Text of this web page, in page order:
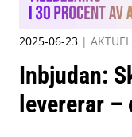
2025-06-23 |
Inbjudan:
levererar